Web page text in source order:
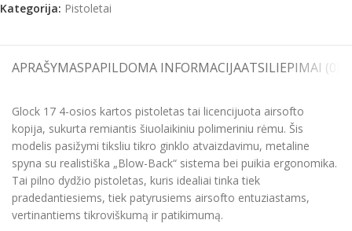
Kategorija: Pistoletai
APRAŠYMASPAPILDOMA INFORMACIJAATSILIEPIMAI (0)
Glock 17 4-osios kartos pistoletas tai licencijuota airsofto
kopija, sukurta remiantis šiuolaikiniu polimeriniu rėmu. Šis
modelis pasižymi tiksliu tikro ginklo atvaizdavimu, metaline
spyna su realistiška „Blow-Back“ sistema bei puikia ergonomika.
Tai pilno dydžio pistoletas, kuris idealiai tinka tiek
pradedantiesiems, tiek patyrusiems airsofto entuziastams,
vertinantiems tikroviškumą ir patikimumą.